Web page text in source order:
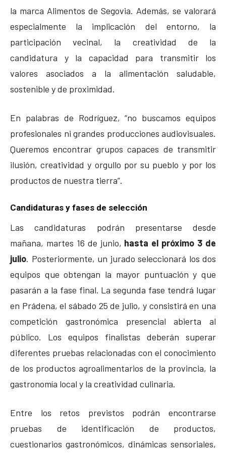
la marca Alimentos de Segovia. Además, se valorará
especialmente la implicación del entorno, la
participación vecinal, la creatividad de la
candidatura y la capacidad para transmitir los
valores asociados a la alimentación saludable,
sostenible y de proximidad.
En palabras de Rodríguez, “no buscamos equipos
profesionales ni grandes producciones audiovisuales.
Queremos encontrar grupos capaces de transmitir
ilusión, creatividad y orgullo por su pueblo y por los
productos de nuestra tierra”.
Candidaturas y fases de selección
Las candidaturas podrán presentarse desde
mañana, martes 16 de junio, hasta el próximo 3 de
julio. Posteriormente, un jurado seleccionará los dos
equipos que obtengan la mayor puntuación y que
pasarán a la fase final. La segunda fase tendrá lugar
en Prádena, el sábado 25 de julio, y consistirá en una
competición gastronómica presencial abierta al
público. Los equipos finalistas deberán superar
diferentes pruebas relacionadas con el conocimiento
de los productos agroalimentarios de la provincia, la
gastronomía local y la creatividad culinaria.
Entre los retos previstos podrán encontrarse
pruebas de identificación de productos,
cuestionarios gastronómicos, dinámicas sensoriales,